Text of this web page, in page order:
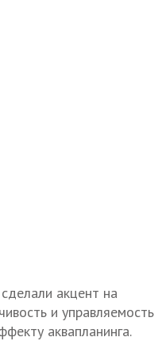
акцент на
и управляемость
аквапланинга.